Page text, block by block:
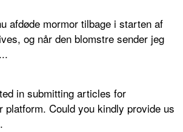
afdøde mormor tilbage i starten af
og når den blomstre sender jeg
in submitting articles for
platform. Could you kindly provide us